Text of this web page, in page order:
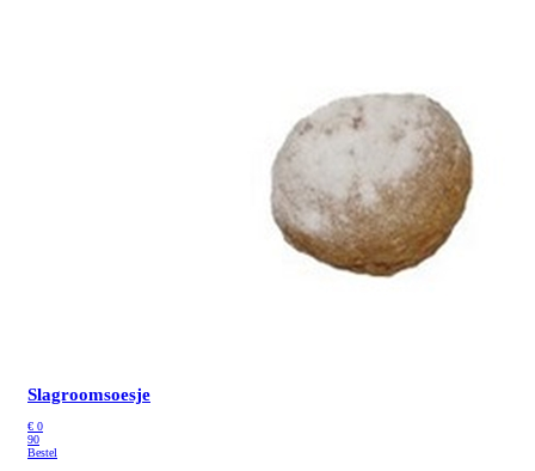
Slagroomsoesje
€ 0
90
Bestel